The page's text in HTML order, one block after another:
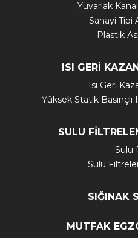
Yuvarlak
Sanayi Tipi
Plastik
ISI GERİ
Isı Geri
Yüksek Statik Basınçlı
SULU
Sulu
Sulu
SIĞINAK
MUTFAK